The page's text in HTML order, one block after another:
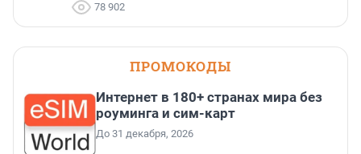
78 902
ПРОМОКОДЫ
Интернет в 180+ странах мира без
роуминга и сим-карт
До 31 декабря, 2026